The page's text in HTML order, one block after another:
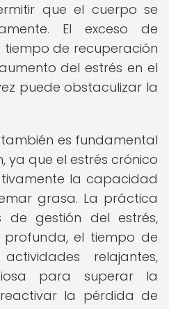
que el cuerpo se
El exceso de
tiempo de recuperación
del estrés en el
puede obstaculizar la
es fundamental
ya que el estrés crónico
la capacidad
grasa. La práctica
de gestión del estrés,
el tiempo de
relajantes,
para superar la
la pérdida de